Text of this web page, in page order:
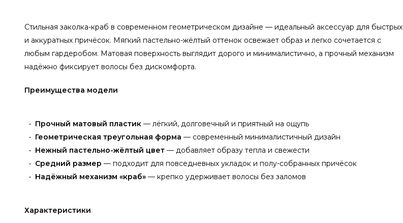
Стильная заколка-краб в современном геометрическом дизайне — идеальный аксессуар для быстрых
и аккуратных причёсок. Мягкий пастельно-жёлтый оттенок освежает образ и легко сочетается с
любым гардеробом. Матовая поверхность выглядит дорого и минималистично, а прочный механизм
надёжно фиксирует волосы без дискомфорта.
Преимущества модели
Прочный матовый пластик — лёгкий, долговечный и приятный на ощупь
Геометрическая треугольная форма — современный минималистичный дизайн
Нежный пастельно-жёлтый цвет — добавляет образу тепла и свежести
Средний размер — подходит для повседневных укладок и полу-собранных причёсок
Надёжный механизм «краб» — крепко удерживает волосы без заломов
Характеристики